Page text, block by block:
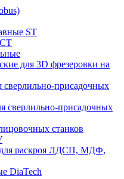
ST
для 3D фрезеровки на
сверлильно-присадочных
сверлильно-присадочных
станков
раскроя ЛДСП, МДФ,
DiaTech